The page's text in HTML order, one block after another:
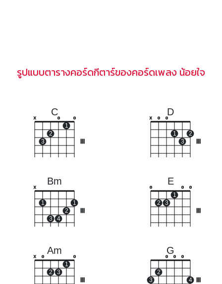
รูปแบบตารางคอร์ดกีตาร์ของคอร์ดเพลง น้อยใจ
C
x
3
2
o
1
o
D
x o o
1
3
2
Bm
x
1
3 4
2
1
E
o
2 3
1
o o
Am
x o
2 3
1
o
G
3
2
o o o
4